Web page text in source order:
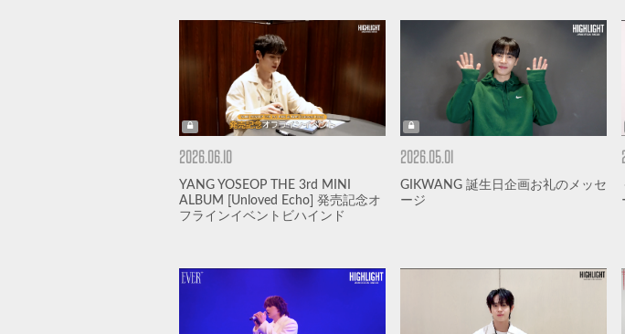
2026.06.10
YANG YOSEOP THE 3rd MINI
ALBUM [Unloved Echo] 発売記念オ
フラインイベントビハインド
2026.05.01
GIKWANG 誕生日企画お礼のメッセ
ージ